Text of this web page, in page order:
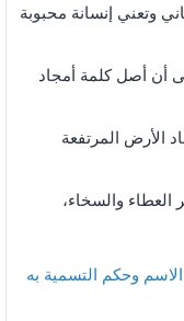
وتعني إنسانة محبوبة
أن أصل كلمة أمجاد
الأرض المرتفعة
والسخاء،
وحكم التسمية به